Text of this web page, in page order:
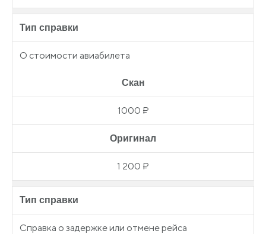
Тип справки
О стоимости авиабилета
Скан
1000 ₽
Оригинал
1 200 ₽
Тип справки
Справка о задержке или отмене рейса